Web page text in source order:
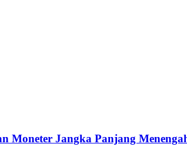
Moneter Jangka Panjang